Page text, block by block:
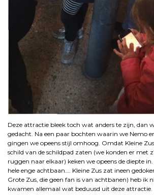
Deze attractie bleek toch wat anders te zijn, dan
gedacht. Na een paar bochten waarin we Nemo
gingen we opeens stijl omhoog. Omdat Kleine
schild van de schildpad zaten (we konden er met
ruggen naar elkaar) keken we opeens de diepte
hele enge achtbaan…. Kleine Zus zat ineen
Grote Zus, die geen fan is van achtbanen) heb ik
kwamen allemaal wat beduusd uit deze